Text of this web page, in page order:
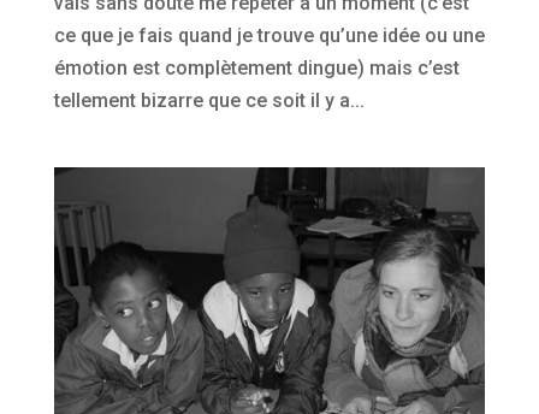
ce que je fais quand je trouve qu’une idée ou une
émotion est complètement dingue) mais c’est
tellement bizarre que ce soit il y a...